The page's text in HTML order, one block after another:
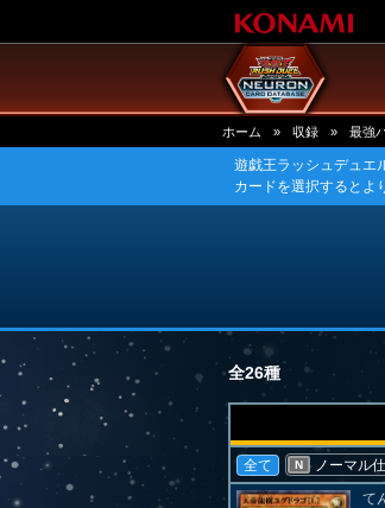
ホーム » 収録 » 最強
遊戯王ラッシュデュ
カードを選択するとよ
全26種
全て N ノーマル
て